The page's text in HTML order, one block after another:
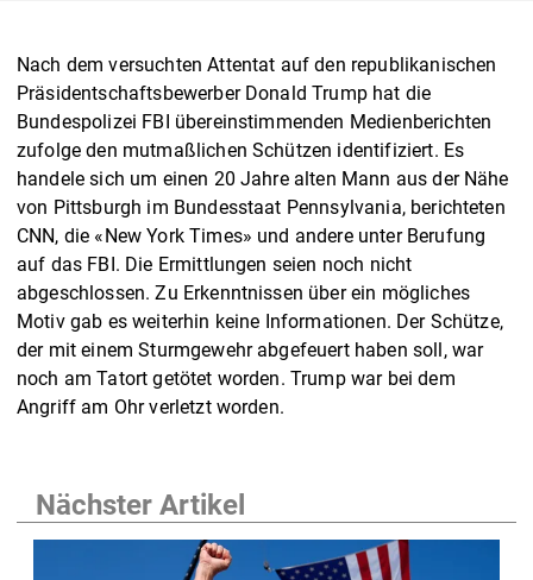
Nach dem versuchten Attentat auf den republikanischen
Präsidentschaftsbewerber Donald Trump hat die
Bundespolizei FBI übereinstimmenden Medienberichten
zufolge den mutmaßlichen Schützen identifiziert. Es
handele sich um einen 20 Jahre alten Mann aus der Nähe
von Pittsburgh im Bundesstaat Pennsylvania, berichteten
CNN, die «New York Times» und andere unter Berufung
auf das FBI. Die Ermittlungen seien noch nicht
abgeschlossen. Zu Erkenntnissen über ein mögliches
Motiv gab es weiterhin keine Informationen. Der Schütze,
der mit einem Sturmgewehr abgefeuert haben soll, war
noch am Tatort getötet worden. Trump war bei dem
Angriff am Ohr verletzt worden.
Nächster Artikel